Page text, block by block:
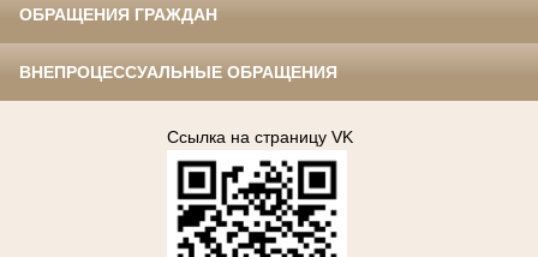
ОБРАЩЕНИЯ ГРАЖДАН
ВНЕПРОЦЕССУАЛЬНЫЕ ОБРАЩЕНИЯ
Ссылка на страницу VK